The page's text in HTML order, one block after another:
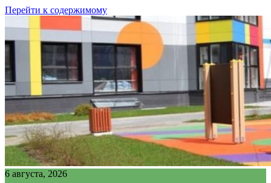
Перейти к содержимому
6 августа, 2026